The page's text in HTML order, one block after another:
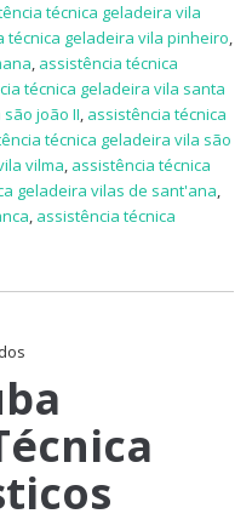
técnica geladeira vila
técnica geladeira vila pinheiro,
, assistência técnica
técnica geladeira vila santa
joão II, assistência técnica
técnica geladeira vila são
vilma, assistência técnica
geladeira vilas de sant'ana,
, assistência técnica
Assistência
Técnica
Eletrodomésticos